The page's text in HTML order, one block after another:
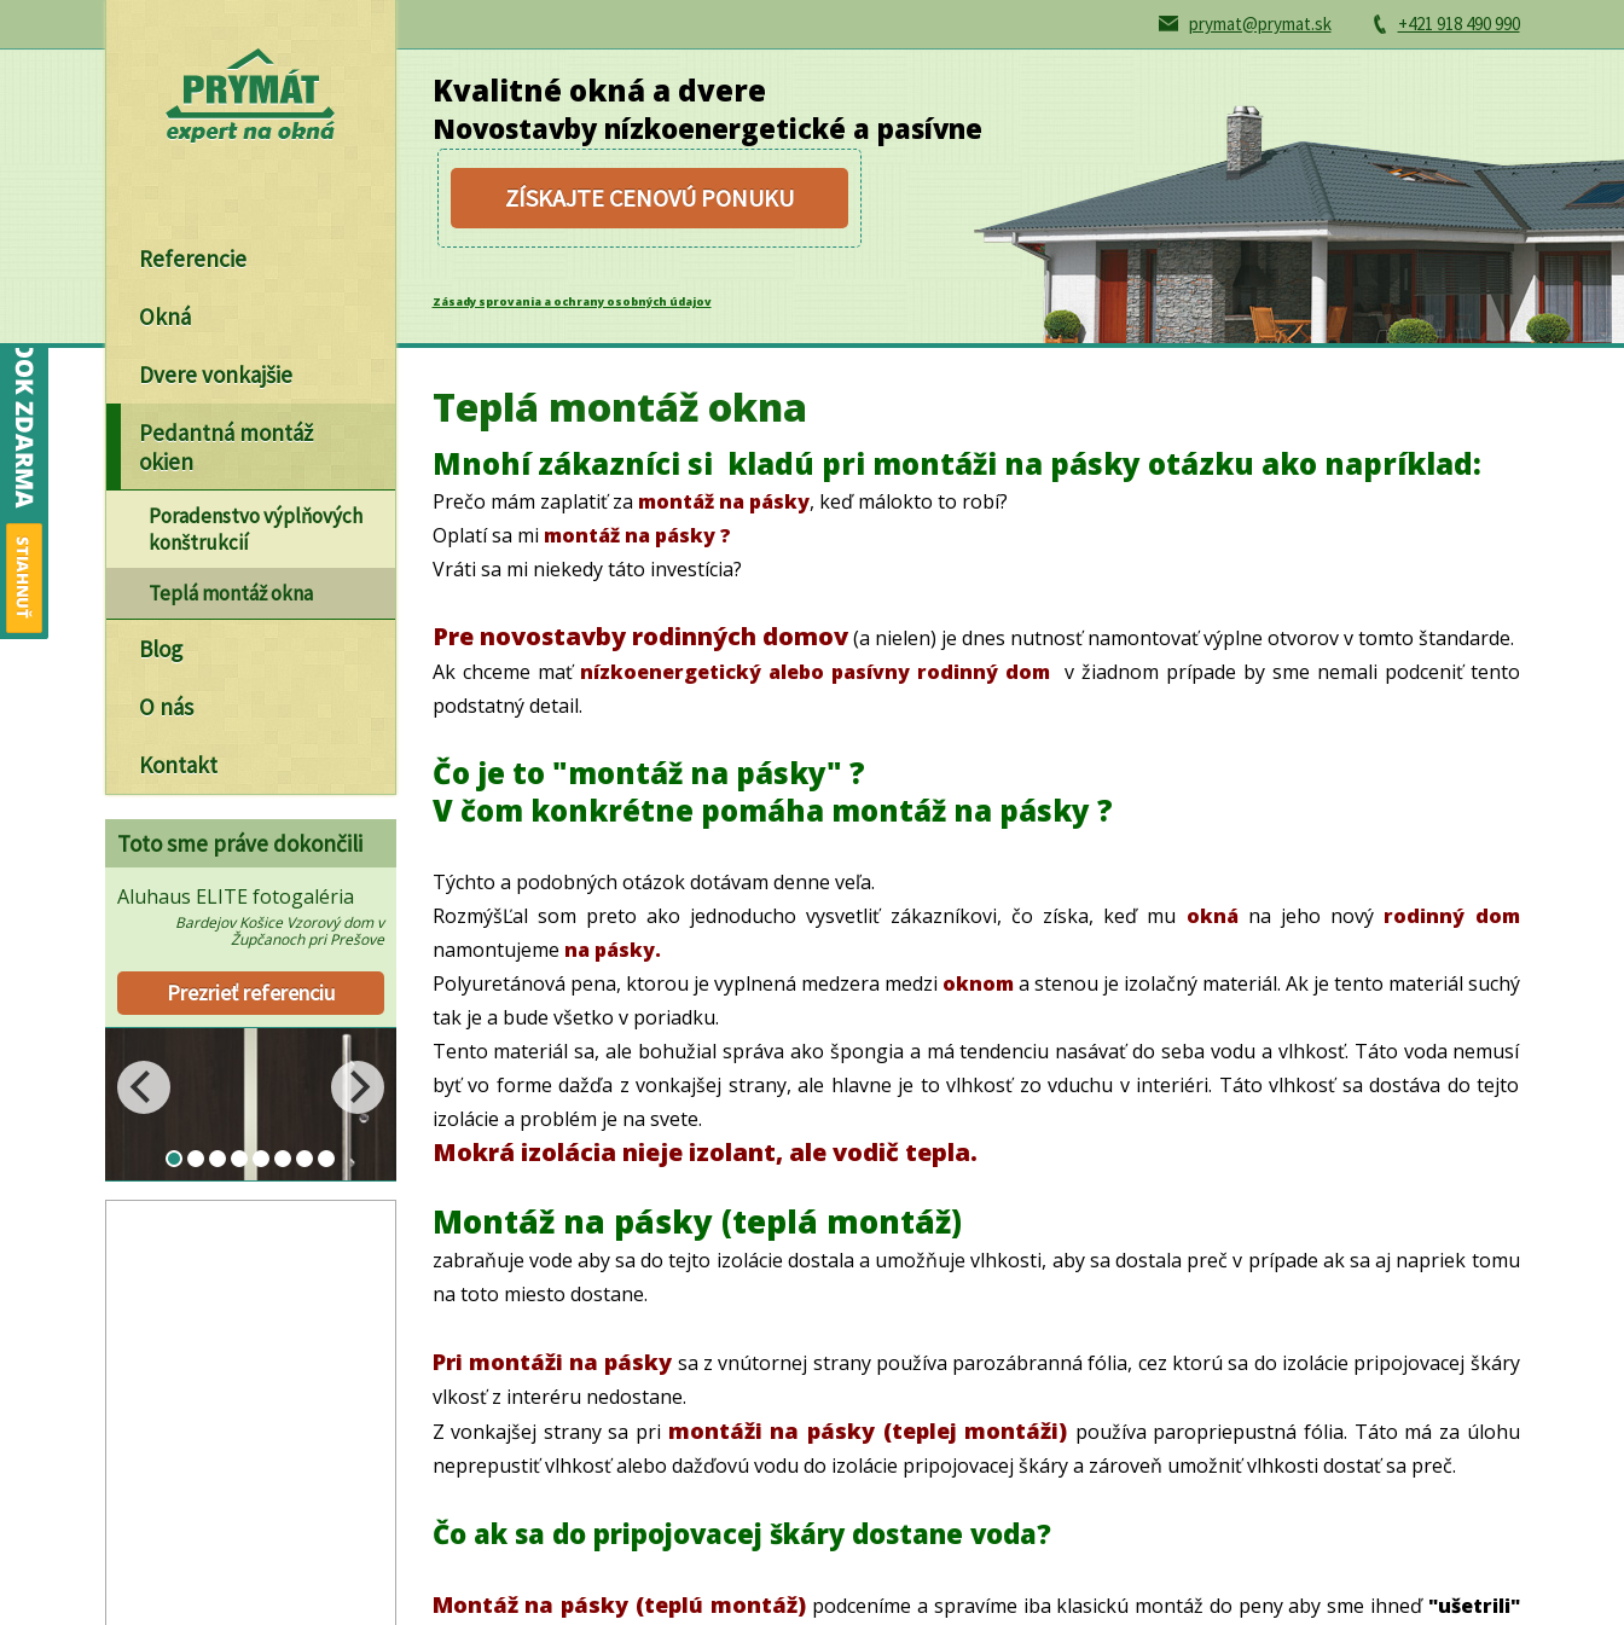
+421 918 490 990
prymat@prymat.sk
Referencie
Okná
Dvere vonkajšie
Pedantná montáž
okien
Poradenstvo výplňových
konštrukcií
Teplá montáž okna
Blog
O nás
Kontakt
Toto sme práve dokončili
Aluhaus ELITE fotogaléria
Bardejov Košice Vzorový dom v
Župčanoch pri Prešove
Prezrieť referenciu
Kvalitné okná a dvere
Novostavby nízkoenergetické a pasívne
ZÍSKAJTE CENOVÚ PONUKU
Zásady sprovania a ochrany osobných údajov
Teplá montáž okna
Mnohí zákazníci si kladú pri montáži na pásky otázku ako napríklad:
Prečo mám zaplatiť za montáž na pásky, keď málokto to robí?
Oplatí sa mi montáž na pásky ?
Vráti sa mi niekedy táto investícia?
Pre novostavby rodinných domov(a nielen) je dnes nutnosť namontovať výplne otvorov v tomto štandarde.
Ak chceme mať nízkoenergetický alebo pasívny rodinný domv žiadnom prípade by sme nemali podceniť tento
podstatný detail.
Čo je to "montáž na pásky" ?
V čom konkrétne pomáha montáž na pásky ?
Týchto a podobných otázok dotávam denne veľa.
RozmýšĽal som preto ako jednoducho vysvetliť zákazníkovi, čo získa, keď mu oknána jeho nový rodinný dom
namontujeme na pásky.
Polyuretánová pena, ktorou je vyplnená medzera medzi oknoma stenou je izolačný materiál. Ak je tento materiál suchý
tak je a bude všetko v poriadku.
Tento materiál sa, ale bohužial správa ako špongia a má tendenciu nasávať do seba vodu a vlhkosť. Táto voda nemusí
byť vo forme dažďa z vonkajšej strany, ale hlavne je to vlhkosť zo vduchu v interiéri. Táto vlhkosť sa dostáva do tejto
izolácie a problém je na svete.
Mokrá izolácia nieje izolant, ale vodič tepla.
Montáž na pásky (teplá montáž)
zabraňuje vode aby sa do tejto izolácie dostala a umožňuje vlhkosti, aby sa dostala preč v prípade ak sa aj napriek tomu
na toto miesto dostane.
Pri montáži na pásky sa z vnútornej strany používa parozábranná fólia, cez ktorú sa do izolácie pripojovacej škáry
vlkosť z interéru nedostane.
Z vonkajšej strany sa pri montáži na pásky (teplej montáži) používa paropriepustná fólia. Táto má za úlohu
neprepustiť vlhkosť alebo dažďovú vodu do izolácie pripojovacej škáry a zároveň umožniť vlhkosti dostať sa preč.
Čo ak sa do pripojovacej škáry dostane voda?
Montáž na pásky (teplú montáž) podceníme a spravíme iba klasickú montáž do peny aby sme ihneď"ušetrili"